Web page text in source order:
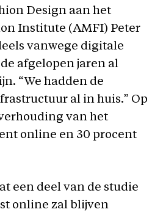
Design aan het
Institute (AMFI) Peter
vanwege digitale
afgelopen jaren al
“We hadden de
al in huis.” Op
van het
online en 30 procent
een deel van de studie
online zal blijven